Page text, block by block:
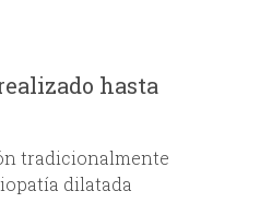
o
e
hasta
tradicionalmente
dilatada